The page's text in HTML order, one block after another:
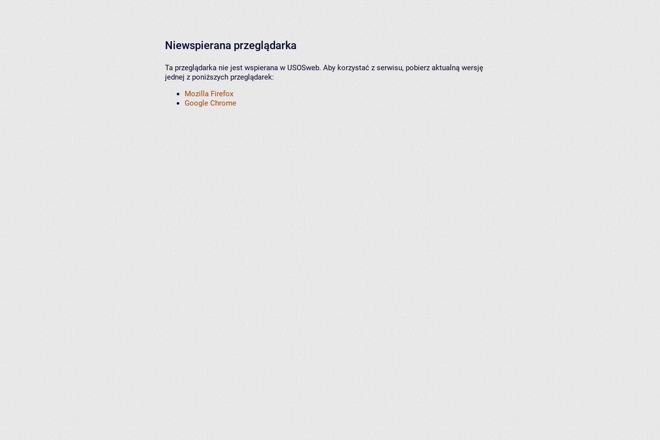
Niewspierana przeglądarka
Ta przeglądarka nie jest wspierana w USOSweb. Aby korzystać z serwisu, pobierz aktualną wersję
jednej z poniższych przeglądarek:
Mozilla Firefox
Google Chrome